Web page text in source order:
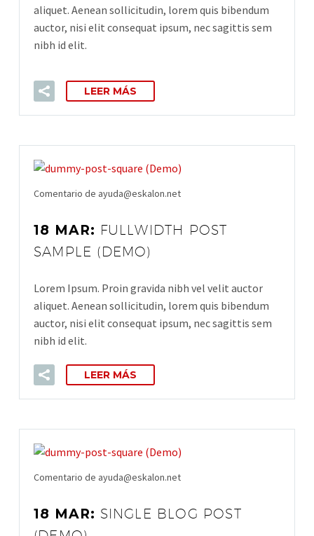
aliquet. Aenean sollicitudin, lorem quis bibendum
auctor, nisi elit consequat ipsum, nec sagittis sem
nibh id elit.
LEER MÁS
Comentario de ayuda@eskalon.net
18 MAR: FULLWIDTH POST
SAMPLE (DEMO)
Lorem Ipsum. Proin gravida nibh vel velit auctor
aliquet. Aenean sollicitudin, lorem quis bibendum
auctor, nisi elit consequat ipsum, nec sagittis sem
nibh id elit.
LEER MÁS
Comentario de ayuda@eskalon.net
18 MAR: SINGLE BLOG POST